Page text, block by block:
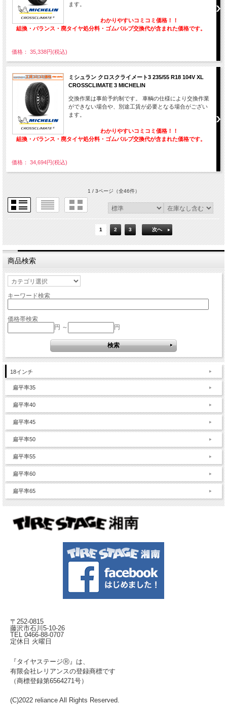
ます。
わかりやすいコミコミ価格！！
組換・バランス・廃タイヤ処分料・ゴムバルブ交換代が含まれた価格です。
価格： 35,338円(税込)
ミシュラン クロスクライメート3 235/55 R18 104V XL
CROSSCLIMATE 3 MICHELIN
交換作業は事前予約制です。 車輌の仕様により交換作業
ができない場合や、別途工賃が必要となる場合がござい
ます。
わかりやすいコミコミ価格！！
組換・バランス・廃タイヤ処分料・ゴムバルブ交換代が含まれた価格です。
価格： 34,694円(税込)
1 / 3ページ（全46件）
1 2 3 次へ
商品検索
キーワード検索
価格帯検索
円 ～
円
18インチ
扁平率35
扁平率40
扁平率45
扁平率50
扁平率55
扁平率60
扁平率65
〒252-0815
藤沢市石川5-10-26
TEL 0466-88-0707
定休日 火曜日
『タイヤステージⓇ』は、
有限会社レリアンスの登録商標です
（商標登録第6564271号）
(C)2022 reliance All Rights Reserved.